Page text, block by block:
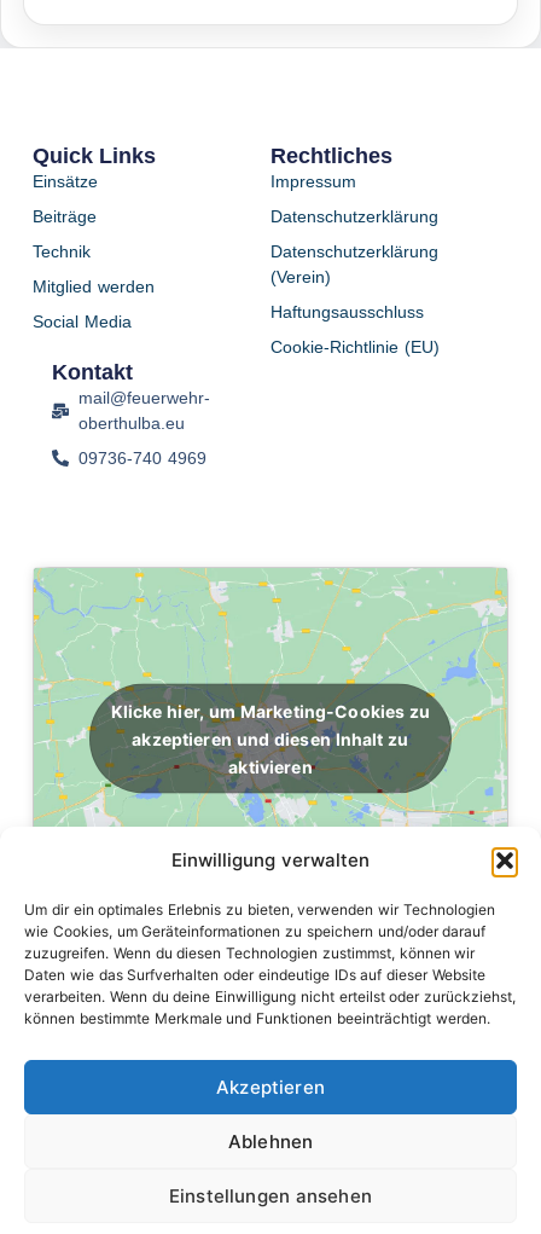
Einwilligung verwalten
Um dir ein optimales Erlebnis zu bieten, verwenden wir Technologien
wie Cookies, um Geräteinformationen zu speichern und/oder darauf
zuzugreifen. Wenn du diesen Technologien zustimmst, können wir
Daten wie das Surfverhalten oder eindeutige IDs auf dieser Website
verarbeiten. Wenn du deine Einwilligung nicht erteilst oder zurückziehst,
können bestimmte Merkmale und Funktionen beeinträchtigt werden.
Akzeptieren
Ablehnen
Einstellungen ansehen
Hilfe, wenn es darauf ankommt – von der Kinderfeuerwehr
bis zum Einsatzdienst.
Quick Links
Einsätze
Beiträge
Technik
Mitglied werden
Social Media
Rechtliches
Impressum
Datenschutzerklärung
Datenschutzerklärung
(Verein)
Haftungsausschluss
Cookie-Richtlinie (EU)
Kontakt
mail@feuerwehr-
oberthulba.eu
09736-740 4969
Klicke hier, um Marketing-Cookies zu
akzeptieren und diesen Inhalt zu
aktivieren